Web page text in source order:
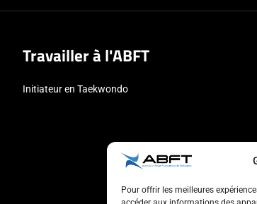
Pour offrir les meilleures
Travailler à l'ABFT
Initiateur en Taekwondo